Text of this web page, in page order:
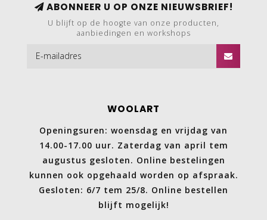
ABONNEER U OP ONZE NIEUWSBRIEF!
U blijft op de hoogte van onze producten,
aanbiedingen en workshops
WOOLART
Openingsuren: woensdag en vrijdag van
14.00-17.00 uur. Zaterdag van april tem
augustus gesloten. Online bestelingen
kunnen ook opgehaald worden op afspraak.
Gesloten: 6/7 tem 25/8. Online bestellen
blijft mogelijk!